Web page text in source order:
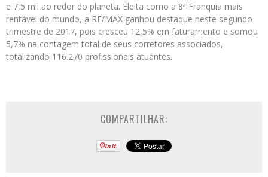
e 7,5 mil ao redor do planeta. Eleita como a 8ª Franquia mais
rentável do mundo, a RE/MAX ganhou destaque neste segundo
trimestre de 2017, pois cresceu 12,5% em faturamento e somou
5,7% na contagem total de seus corretores associados,
totalizando 116.270 profissionais atuantes.
COMPARTILHAR: